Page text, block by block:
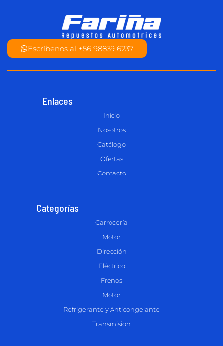
Escríbenos al +56 98839 6237
Enlaces
Inicio
Nosotros
Catálogo
Ofertas
Contacto
Categorías
Carrocería
Motor
Dirección
Eléctrico
Frenos
Motor
Refrigerante y Anticongelante
Transmision